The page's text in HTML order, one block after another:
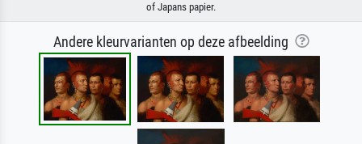
of Japans papier.
Andere kleurvarianten op deze afbeelding